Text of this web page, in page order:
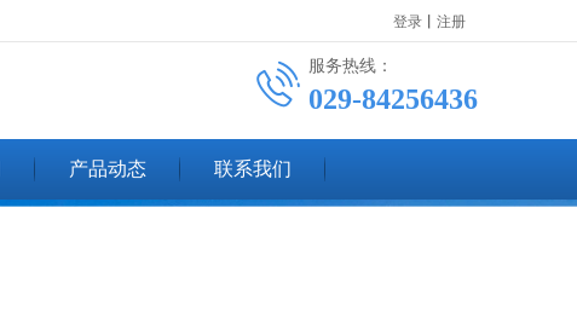
登录 丨 注册
服务热线：
029-84256436
产品动态 联系我们